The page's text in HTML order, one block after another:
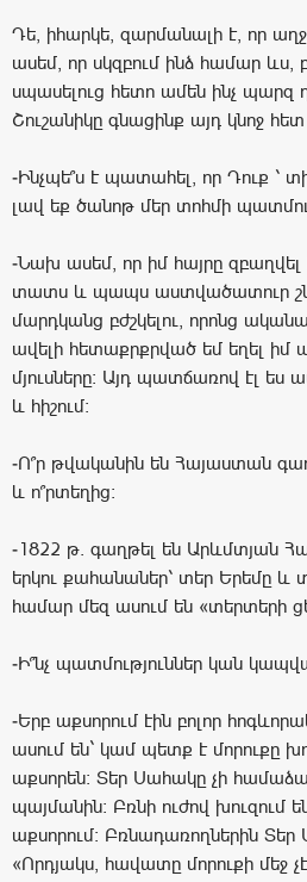
Դե, իհարկե, զարմանալի է, որ
ասեմ, որ սկզբում ինձ համար ևս,
սպասելուց հետո ամեն ինչ պարզ
Շուշանիկը գնացինք այդ կնոջ
-Ինչպե՞ս է պատահել, որ Դուք ՝
լավ եք ծանոթ մեր տոհմի
-Նախ ասեմ, որ իմ հայրը զբաղվել
տատս և պապս աստվածատուր
մարդկանց բժշկելու, որոնց
ավելի հետաքրքրված եմ եղել իմ
մյուսները: Այդ պատճառով էլ ես
և հիշում:
-Ո՞ր թվականին են Հայաստան
և ո՞րտեղից:
-1822 թ. գաղթել են Արևմտյան
երկու քահանաներ՝ տեր Երեմը և
համար մեզ ասում են «տերտերի
-Ի՞նչ պատմություններ կան
-Երբ աքսորում էին բոլոր
ասում են` կամ պետք է մորուքը
աքսորեն: Տեր Սահակը չի
պայմանին: Բռնի ուժով խուզում
աքսորում: Բռնադառողներին Տեր
«Որդյակս, հավատը մորուքի մեջ